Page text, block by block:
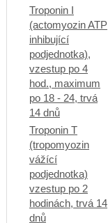
Troponin I
(actomyozin ATP
inhibující
podjednotka),
vzestup po 4
hod., maximum
po 18 - 24, trvá
14 dnů
Troponin T
(tropomyozin
vážící
podjednotka)
vzestup po 2
hodinách, trvá 14
dnů